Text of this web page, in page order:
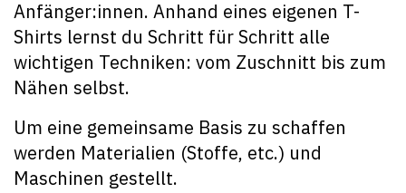
Anfänger:innen. Anhand eines eigenen T-
Shirts lernst du Schritt für Schritt alle
wichtigen Techniken: vom Zuschnitt bis zum
Nähen selbst.
Um eine gemeinsame Basis zu schaffen
werden Materialien (Stoffe, etc.) und
Maschinen gestellt.